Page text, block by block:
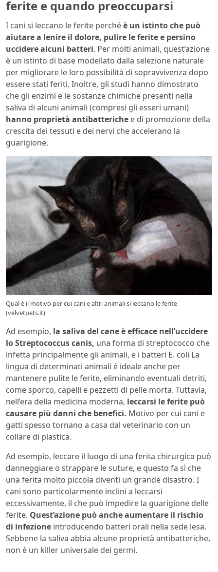
ferite e quando preoccuparsi
I cani si leccano le ferite perchéè un istinto che può
aiutare a lenire il dolore, pulire le ferite e persino
uccidere alcuni batteri. Per molti animali, quest’azione
è un istinto di base modellato dalla selezione naturale
per migliorare le loro possibilità di sopravvivenza dopo
essere stati feriti. Inoltre, gli studi hanno dimostrato
che gli enzimi e le sostanze chimiche presenti nella
saliva di alcuni animali (compresi gli esseri umani)
hanno proprietà antibatteriche e di promozione della
crescita dei tessuti e dei nervi che accelerano la
guarigione.
Qual è il motivo per cui cani e altri animali si leccano le ferite
(velvetpets.it)
Ad esempio, la saliva del cane è efficace nell’uccidere
lo Streptococcus canis, una forma di streptococco che
infetta principalmente gli animali, e i batteri E. coli La
lingua di determinati animali è ideale anche per
mantenere pulite le ferite, eliminando eventuali detriti,
come sporco, capelli e pezzetti di pelle morta. Tuttavia,
nell’era della medicina moderna, leccarsi le ferite può
causare più danni che benefici. Motivo per cui cani e
gatti spesso tornano a casa dal veterinario con un
collare di plastica.
Ad esempio, leccare il luogo di una ferita chirurgica può
danneggiare o strappare le suture, e questo fa sì che
una ferita molto piccola diventi un grande disastro. I
cani sono particolarmente inclini a leccarsi
eccessivamente, il che può impedire la guarigione delle
ferite. Quest’azione può anche aumentare il rischio
di infezione introducendo batteri orali nella sede lesa.
Sebbene la saliva abbia alcune proprietà antibatteriche,
non è un killer universale dei germi.